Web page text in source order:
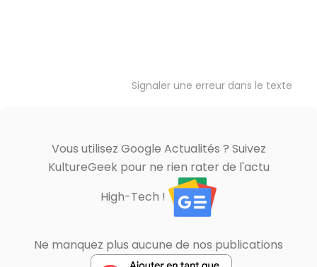
Signaler une erreur dans le texte
Vous utilisez Google Actualités ? Suivez
KultureGeek pour ne rien rater de l'actu
High-Tech !
Ne manquez plus aucune de nos publications